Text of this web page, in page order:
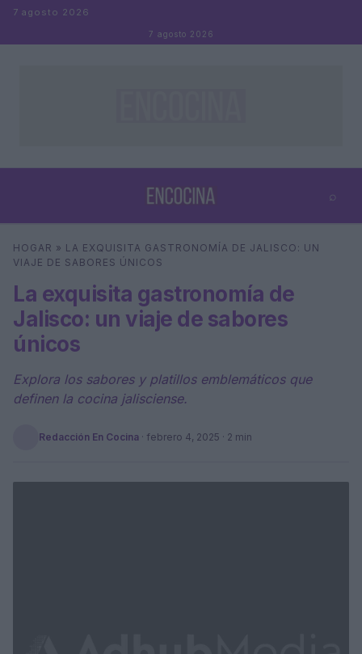
Saltar al contenido
7 agosto 2026
7 agosto 2026
⌕
Buscar ⌕
HOGAR » LA EXQUISITA GASTRONOMÍA DE JALISCO: UN
VIAJE DE SABORES ÚNICOS
La exquisita gastronomía de
Jalisco: un viaje de sabores
únicos
Explora los sabores y platillos emblemáticos que
definen la cocina jalisciense.
Redacción En Cocina · febrero 4, 2025 · 2 min